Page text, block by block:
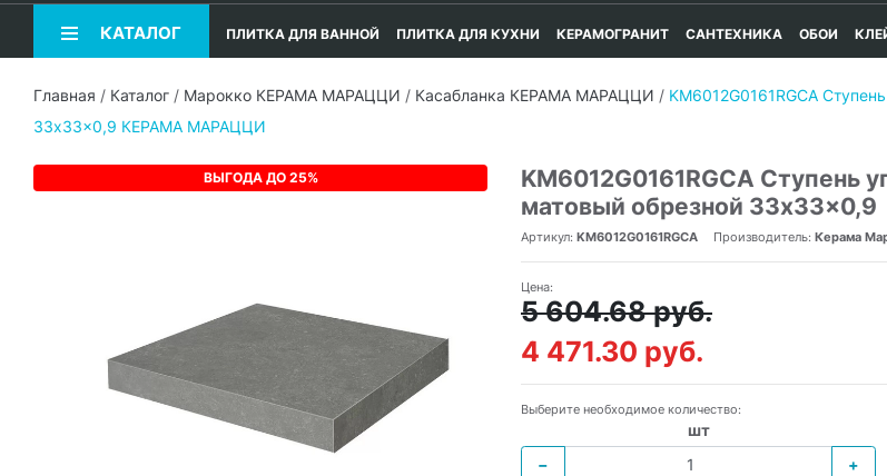
КАТАЛОГ ПЛИТКА ДЛЯ ВАННОЙ ПЛИТКА ДЛЯ КУХНИ КЕРАМОГРАНИТ САНТЕХНИКА ОБОИ
Главная / Каталог / Марокко КЕРАМА МАРАЦЦИ / Касабланка КЕРАМА МАРАЦЦИ / KM6012G0161RGCA
33x33x0,9 КЕРАМА МАРАЦЦИ
ВЫГОДА ДО 25%
KM6012G0161RGCA Ступень
матовый обрезной 33x33x0,9
Артикул: KM6012G0161RGCA Производитель: Керама
Цена:
5 604.68 руб.
4 471.30 руб.
Выберите необходимое количество:
шт
−
+